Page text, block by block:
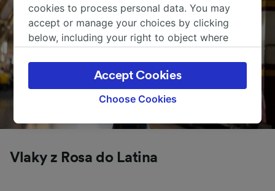
Vlaky z Rosa do Latina
cookies to process personal data. You may
accept or manage your choices by clicking
below, including your right to object where
the privacy policy page. These choices will be
signaled to our partners and will not affect
browsing data. Your data will not be used for
track you.
We and our partners process data to provide:
Use precise geolocation data. Actively scan
Choose Cookies
Accept Cookies